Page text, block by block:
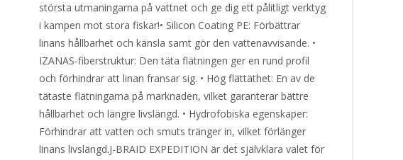
största utmaningarna på vattnet och ge dig ett pålitligt verktyg
i kampen mot stora fiskar!• Silicon Coating PE: Förbättrar
linans hållbarhet och känsla samt gör den vattenavvisande. •
IZANAS-fiberstruktur: Den täta flätningen ger en rund profil
och förhindrar att linan fransar sig. • Hög flättäthet: En av de
tätaste flätningarna på marknaden, vilket garanterar bättre
hållbarhet och längre livslängd. • Hydrofobiska egenskaper:
Förhindrar att vatten och smuts tränger in, vilket förlänger
linans livslängd.J-BRAID EXPEDITION är det självklara valet för